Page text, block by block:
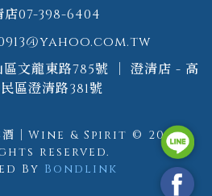
店07-398-6404
文龍東路785號 ｜ 澄清店 - 高
區澄清路381號
｜Wine & Spirit © 2026.
reserved.
By Bondlink